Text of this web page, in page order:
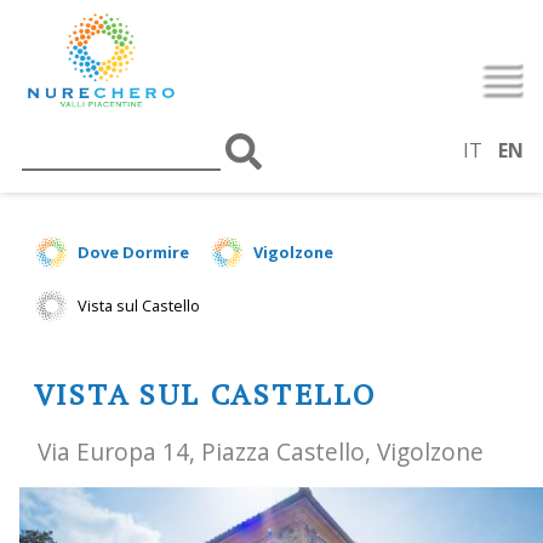
IT EN
Dove Dormire Vigolzone
Vista sul Castello
VISTA SUL CASTELLO
Via Europa 14, Piazza Castello, Vigolzone